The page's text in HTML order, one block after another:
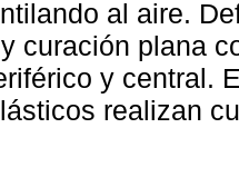
al aire.
curación plana
y central.
realizan